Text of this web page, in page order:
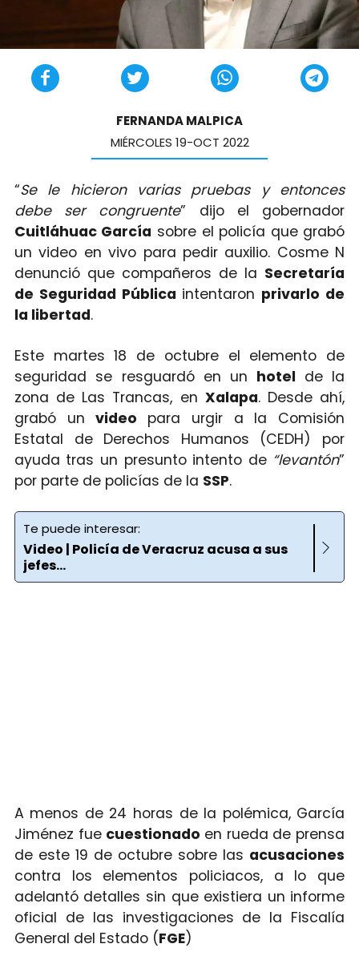
FERNANDA MALPICA
MIÉRCOLES 19-OCT 2022
“Se le hicieron varias pruebas y entonces
debe ser congruente” dijo el gobernador
Cuitláhuac García sobre el policía que grabó
un video en vivo para pedir auxilio. Cosme N
denunció que compañeros de la Secretaría
de Seguridad Pública intentaron privarlo de
la libertad.
Este martes 18 de octubre el elemento de
seguridad se resguardó en un hotel de la
zona de Las Trancas, en Xalapa. Desde ahí,
grabó unvideo para urgir a la Comisión
Estatal de Derechos Humanos (CEDH) por
ayuda tras un presunto intento de “levantón”
por parte de policías de la SSP.
Te puede interesar:
Video | Policía de Veracruz acusa a sus
jefes...
A menos de 24 horas de la polémica, García
Jiménez fue cuestionado en rueda de prensa
de este 19 de octubre sobre las acusaciones
contra los elementos policiacos, a lo que
adelantó detalles sin que existiera un informe
oficial de las investigaciones de la Fiscalía
General del Estado (FGE)